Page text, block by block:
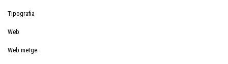
Tipografia
Web
Web metge